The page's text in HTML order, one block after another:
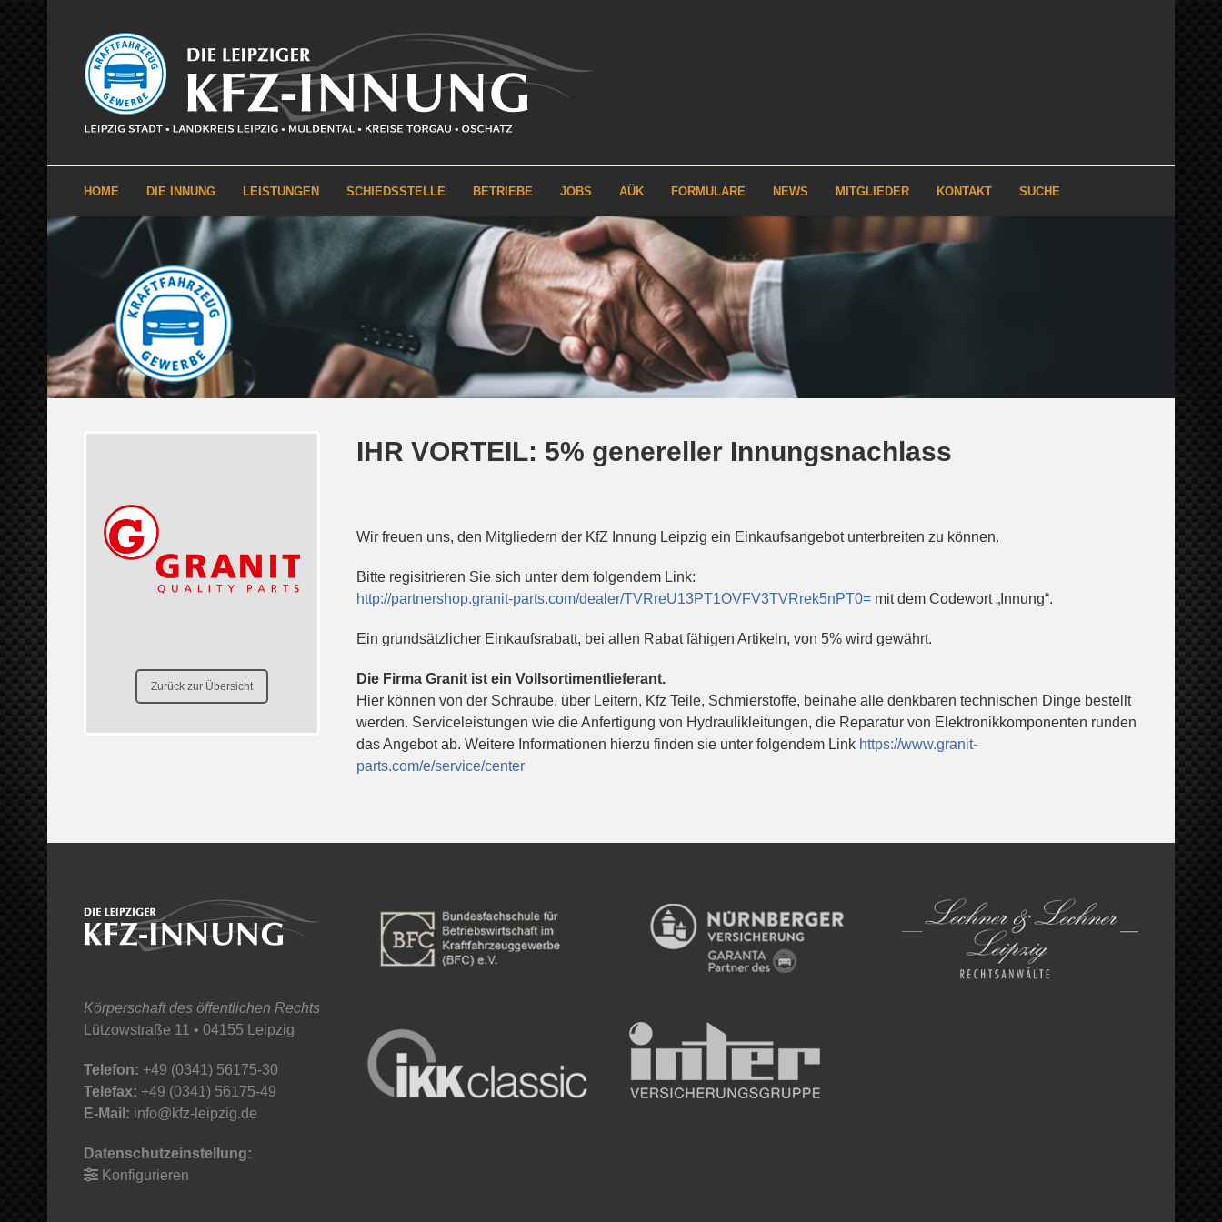
HOME DIE INNUNG LEISTUNGEN SCHIEDSSTELLE BETRIEBE JOBS AÜK FORMULARE NEWS MITGLIEDER KONTAKT SUCHE
Zurück zur Übersicht
IHR VORTEIL: 5% genereller Innungsnachlass
Wir freuen uns, den Mitgliedern der KfZ Innung Leipzig ein Einkaufsangebot unterbreiten zu können.
Bitte regisitrieren Sie sich unter dem folgendem Link:
http://partnershop.granit-parts.com/dealer/TVRreU13PT1OVFV3TVRrek5nPT0= mit dem Codewort „Innung“.
Ein grundsätzlicher Einkaufsrabatt, bei allen Rabat fähigen Artikeln, von 5% wird gewährt.
Die Firma Granit ist ein Vollsortimentlieferant.
Hier können von der Schraube, über Leitern, Kfz Teile, Schmierstoffe, beinahe alle denkbaren technischen Dinge bestellt
werden. Serviceleistungen wie die Anfertigung von Hydraulikleitungen, die Reparatur von Elektronikkomponenten runden
das Angebot ab. Weitere Informationen hierzu finden sie unter folgendem Link https://www.granit-
parts.com/e/service/center
Körperschaft des öffentlichen Rechts
Lützowstraße 11 • 04155 Leipzig
Telefon: +49 (0341) 56175-30
Telefax: +49 (0341) 56175-49
E-Mail: info@kfz-leipzig.de
Datenschutzeinstellung:
Konfigurieren